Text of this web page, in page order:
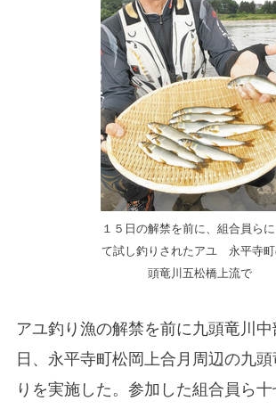
１５日の解禁を前に、組合員ら
て試し釣りされたアユ 永平寺
頭竜川五松橋上流で
アユ釣り漁の解禁を前に九頭竜川
日、永平寺町松岡上合月周辺の九
りを実施した。参加した組合員ら